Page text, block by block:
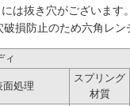
は抜き穴がございます
損防止のため六角レ
ィ
面処理
スプリング
材質